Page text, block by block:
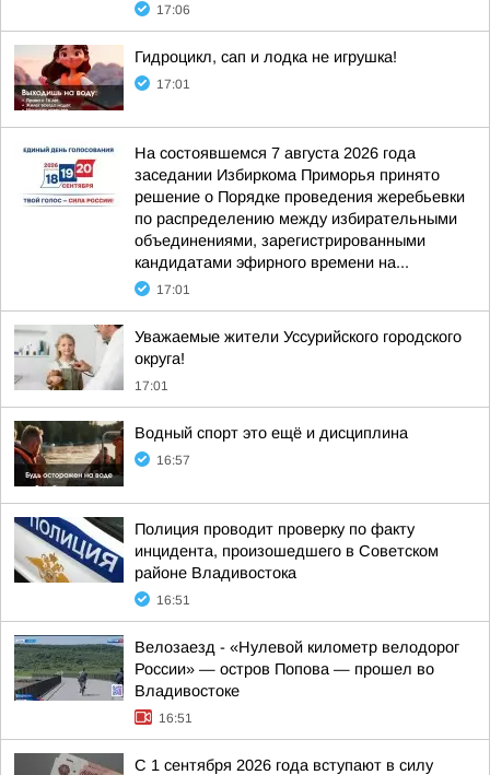
17:06
Гидроцикл, сап и лодка не игрушка!
17:01
На состоявшемся 7 августа 2026 года
заседании Избиркома Приморья принято
решение о Порядке проведения жеребьевки
по распределению между избирательными
объединениями, зарегистрированными
кандидатами эфирного времени на...
17:01
Уважаемые жители Уссурийского городского
округа!
17:01
Водный спорт это ещё и дисциплина
16:57
Полиция проводит проверку по факту
инцидента, произошедшего в Советском
районе Владивостока
16:51
Велозаезд - «Нулевой километр велодорог
России» — остров Попова — прошел во
Владивостоке
16:51
С 1 сентября 2026 года вступают в силу